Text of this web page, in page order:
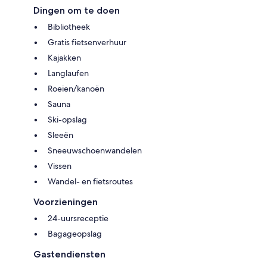
Dingen om te doen
Bibliotheek
Gratis fietsenverhuur
Kajakken
Langlaufen
Roeien/kanoën
Sauna
Ski-opslag
Sleeën
Sneeuwschoenwandelen
Vissen
Wandel- en fietsroutes
Voorzieningen
24-uursreceptie
Bagageopslag
Gastendiensten